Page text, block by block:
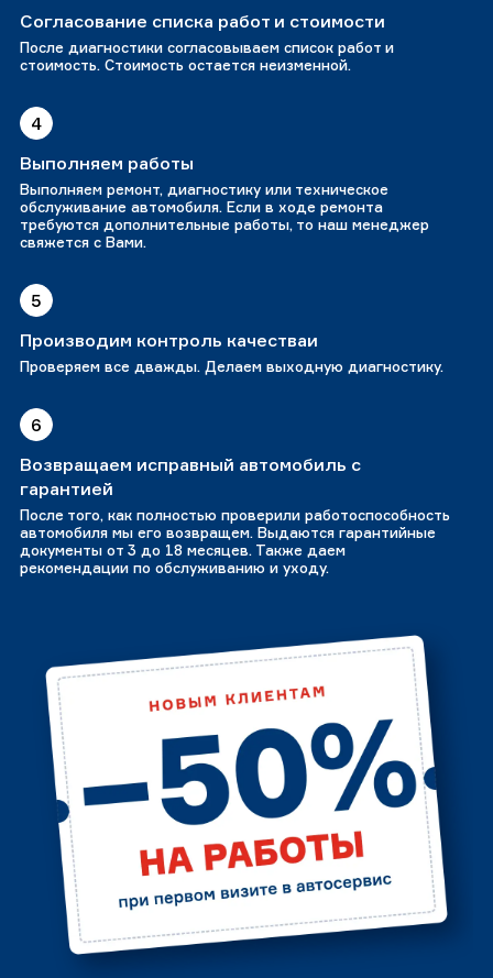
Согласование списка работ и стоимости
После диагностики согласовываем список работ и
стоимость. Стоимость остается неизменной.
4
Выполняем работы
Выполняем ремонт, диагностику или техническое
обслуживание автомобиля. Если в ходе ремонта
требуются дополнительные работы, то наш менеджер
свяжется с Вами.
5
Производим контроль качестваи
Проверяем все дважды. Делаем выходную диагностику.
6
Возвращаем исправный автомобиль с
гарантией
После того, как полностью проверили работоспособность
автомобиля мы его возвращем. Выдаются гарантийные
документы от 3 до 18 месяцев. Также даем
рекомендации по обслуживанию и уходу.